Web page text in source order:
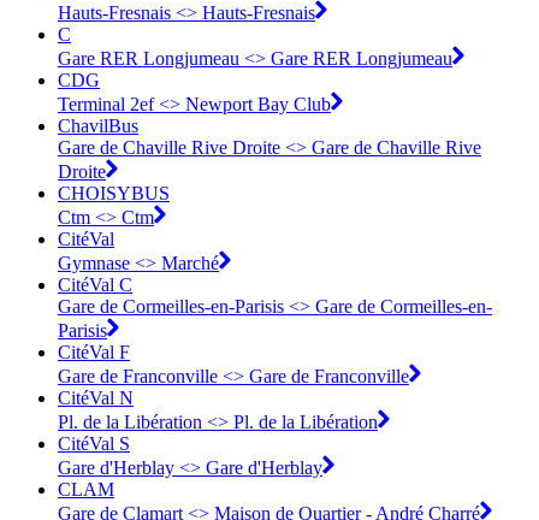
Hauts-Fresnais <> Hauts-Fresnais
C
Gare RER Longjumeau <> Gare RER Longjumeau
CDG
Terminal 2ef <> Newport Bay Club
ChavilBus
Gare de Chaville Rive Droite <> Gare de Chaville Rive
Droite
CHOISYBUS
Ctm <> Ctm
CitéVal
Gymnase <> ︎Marché
CitéVal C
Gare de Cormeilles-en-Parisis <> ︎Gare de Cormeilles-en-
Parisis
CitéVal F
Gare de Franconville <> ︎Gare de Franconville
CitéVal N
Pl. de la Libération <> ︎Pl. de la Libération
CitéVal S
Gare d'Herblay <> ︎Gare d'Herblay
CLAM
Gare de Clamart <> Maison de Quartier - André Charré